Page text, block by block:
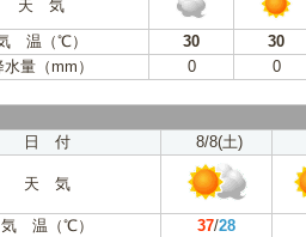
天 気
温（℃）
30 30
水量（mm）
0 0
日 付
8/8(土)
天 気
気 温（℃） 37/28